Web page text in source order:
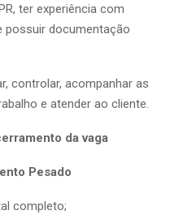
ter experiência com
possuir documentação
controlar, acompanhar as
e atender ao cliente.
da vaga
Pesado
completo;